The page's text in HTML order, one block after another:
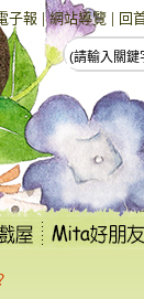
子報 |網站導覽 | 回